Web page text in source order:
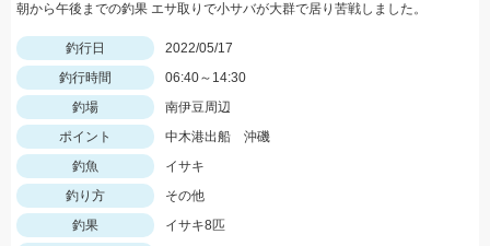
朝から午後までの釣果 エサ取りで小サバが大群で居り苦戦しました。
釣行日
2022/05/17
釣行時間
06:40～14:30
釣場
南伊豆周辺
ポイント
中木港出船 沖磯
釣魚
イサキ
釣り方
その他
釣果
イサキ8匹